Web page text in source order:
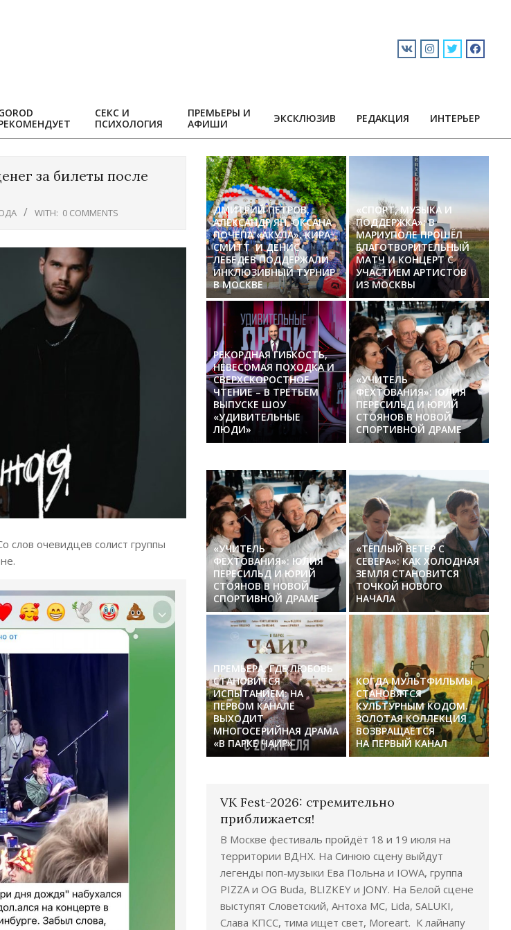
СЕКС И
ПСИХОЛОГИЯ
ПРЕМЬЕРЫ И
АФИШИ
ЭКСКЛЮЗИВ РЕДАКЦИЯ ИНТЕРЬЕР
за билеты после
WITH: 0 COMMENTS
слов очевидцев солист группы
ДМИТРИЙ ПЕТРОВ,
АЛЕКСАНДР ЯН, ОКСАНА
ПОЧЕПА «АКУЛА», КИРА
СМИТТ И ДЕНИС
ЛЕБЕДЕВ ПОДДЕРЖАЛИ
ИНКЛЮЗИВНЫЙ ТУРНИР
В МОСКВЕ
«СПОРТ, МУЗЫКА И
ПОДДЕРЖКА»: В
МАРИУПОЛЕ ПРОШЁЛ
БЛАГОТВОРИТЕЛЬНЫЙ
МАТЧ И КОНЦЕРТ С
УЧАСТИЕМ АРТИСТОВ
ИЗ МОСКВЫ
РЕКОРДНАЯ ГИБКОСТЬ,
НЕВЕСОМАЯ ПОХОДКА И
СВЕРХСКОРОСТНОЕ
ЧТЕНИЕ – В ТРЕТЬЕМ
ВЫПУСКЕ ШОУ
«УДИВИТЕЛЬНЫЕ
ЛЮДИ»
«УЧИТЕЛЬ
ФЕХТОВАНИЯ»: ЮЛИЯ
ПЕРЕСИЛЬД И ЮРИЙ
СТОЯНОВ В НОВОЙ
СПОРТИВНОЙ ДРАМЕ
«УЧИТЕЛЬ
ФЕХТОВАНИЯ»: ЮЛИЯ
ПЕРЕСИЛЬД И ЮРИЙ
СТОЯНОВ В НОВОЙ
СПОРТИВНОЙ ДРАМЕ
«ТЁПЛЫЙ ВЕТЕР С
СЕВЕРА»: КАК ХОЛОДНАЯ
ЗЕМЛЯ СТАНОВИТСЯ
ТОЧКОЙ НОВОГО
НАЧАЛА
ПРЕМЬЕРА, ГДЕ ЛЮБОВЬ
СТАНОВИТСЯ
ИСПЫТАНИЕМ: НА
ПЕРВОМ КАНАЛЕ
ВЫХОДИТ
МНОГОСЕРИЙНАЯ ДРАМА
«В ПАРКЕ ЧАИР»
КОГДА МУЛЬТФИЛЬМЫ
СТАНОВЯТСЯ
КУЛЬТУРНЫМ КОДОМ.
ЗОЛОТАЯ КОЛЛЕКЦИЯ
ВОЗВРАЩАЕТСЯ
НА ПЕРВЫЙ КАНАЛ
VK Fest-2026: стремительно
приближается!
В Москве фестиваль пройдёт 18 и 19 июля на
территории ВДНХ. На Синюю сцену выйдут
легенды поп-музыки Ева Польна и IOWA, группа
PIZZA и OG Buda, BLIZKEY и JONY. На Белой сцене
выступят Словетский, Антоха МС, Lida, SALUKI,
Слава КПСС, тима ищет свет, Moreart. К лайнапу